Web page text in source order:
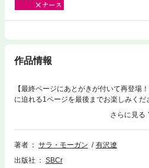
作品情報
【最終ページにあとがきが付いて再登場
に迫れる1ページを最後までお楽しみくだ
に入れようとしている！ 看護婦のリビ
院の資金集めのオークションとは言え、
れるなんて。だが、そこに謎めいた男性
した。強烈な男性的魅力を漂わすこの男
たデートの権利は必ず行使すると主張し
著者 サラ・モーガン
有沢遼
出版社
SBCr